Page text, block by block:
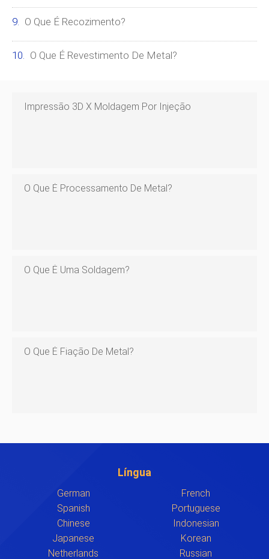
O Que É Recozimento?
O Que É Revestimento De Metal?
Impressão 3D X Moldagem Por Injeção
O Que É Processamento De Metal?
O Que É Uma Soldagem?
O Que É Fiação De Metal?
Língua
German
French
Spanish
Portuguese
Chinese
Indonesian
Japanese
Korean
Netherlands
Russian